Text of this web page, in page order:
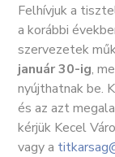
Felhívjuk a
a korábbi
szervezetek
január 30-ig,
nyújthatnak be.
és az azt
kérjük Kecel
vagy a